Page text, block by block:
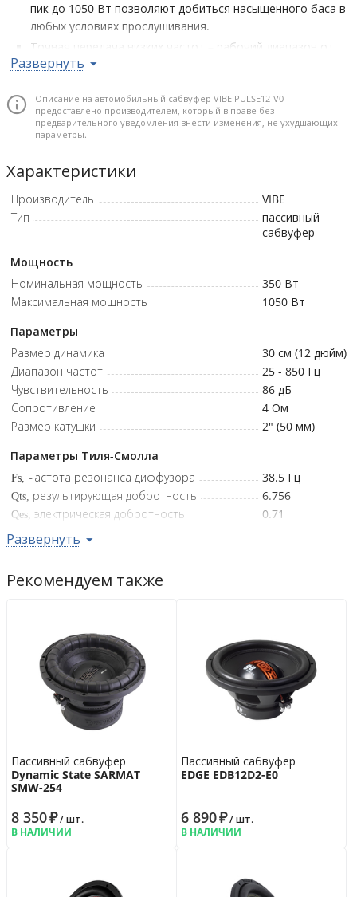
пик до 1050 Вт позволяют добиться насыщенного баса в
любых условиях прослушивания.
Точная передача низких частот – рабочий диапазон от
25 Гц даёт глубокий отклик, особенно актуален для R&B
Большой ход диффузора – технология широкого подвеса
из пены обеспечивает мощный, но контролируемый
отклик без искажений.
встраивания в пользовательские корпуса, включая 142
мм монтажной глубины.
Чувствительность 86 дБ – эффективное преобразование
мощности в звуковое давление без потерь в качестве.
Номинальное сопротивление: 4 Ом • Диапазон
воспроизводимых частот: 25 Гц - 850 Гц • Магнит: 137 мм x 20 мм
• Монтажная глубина: 142 мм • Монтажный диаметр: 277 мм •
Номинальная мощность (RMS): 350 Вт • Пиковая мощность (MAX
RMS): 1050 Вт • Размер динамика: 12" • Тип: Сабвуфер без
Развернуть
Описание на автомобильный сабвуфер VIBE PULSE12-V0
предоставлено производителем, который в праве без
предварительного уведомления внести изменения, не ухудшающих
параметры.
Характеристики
Производитель
VIBE
Тип
пассивный
сабвуфер
Мощность
Номинальная мощность
350 Вт
Максимальная мощность
1050 Вт
Параметры
Размер динамика
30 см (12 дюйм)
Диапазон частот
25 - 850 Гц
Чувствительность
86 дБ
Сопротивление
4 Ом
Размер катушки
2" (50 мм)
Параметры Тиля-Смолла
Fs, частота резонанса диффузора
38.5 Гц
Qts, результирующая добротность
6.756
Qes, электрическая добротность
0.71
Qms, механическая добротность
Vas, эквивалентный объем
Re, cопротивление постоянному току
Монтажная глубина
142мм
Монтажный диаметр
277мм
Дополнительно
чёрный
Возврат
14 дн.
Гарантия
12 мес.
Развернуть
Рекомендуем также
Пассивный сабвуфер
Dynamic State SARMAT
SMW-254
8 350₽/ шт.
В НАЛИЧИИ
Пассивный сабвуфер
EDGE EDB12D2-E0
6 890₽/ шт.
В НАЛИЧИИ